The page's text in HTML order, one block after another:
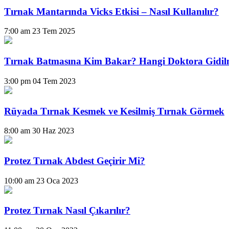
Tırnak Mantarında Vicks Etkisi – Nasıl Kullanılır?
7:00 am 23 Tem 2025
Tırnak Batmasına Kim Bakar? Hangi Doktora
3:00 pm 04 Tem 2023
Rüyada Tırnak Kesmek ve Kesilmiş Tırnak Görmek
8:00 am 30 Haz 2023
Protez Tırnak Abdest Geçirir Mi?
10:00 am 23 Oca 2023
Protez Tırnak Nasıl Çıkarılır?